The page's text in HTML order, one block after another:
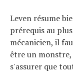
Leven résume
prérequis au
mécanicien, il
être un
s'assurer que